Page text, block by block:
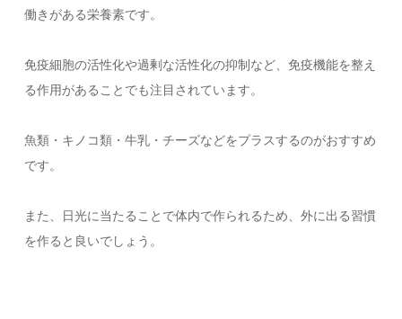
働きがある栄養素です。
免疫細胞の活性化や過剰な活性化の抑制など、免疫機能を整え
る作用があることでも注目されています。
魚類・キノコ類・牛乳・チーズなどをプラスするのがおすすめ
です。
また、日光に当たることで体内で作られるため、外に出る習慣
を作ると良いでしょう。